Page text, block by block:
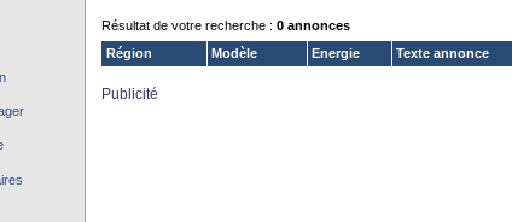
Résultat de votre recherche : 0 annonces
Région
Modèle Energie Texte annonce
Publicité